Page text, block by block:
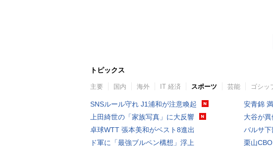
トピックス
主要 国内 海外 IT 経済 スポーツ 芸能 ゴシッ
SNSルール守れ J1浦和が注意喚起
上田綺世の「家族写真」に大反響
卓球WTT 張本美和がベスト8進出
ド軍に「最強ブルペン構想」浮上
安青錦
大谷が
バルサ
栗山